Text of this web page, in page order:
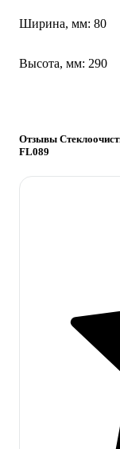
Ширина, мм: 80
Высота, мм: 290
Отзывы
FL089